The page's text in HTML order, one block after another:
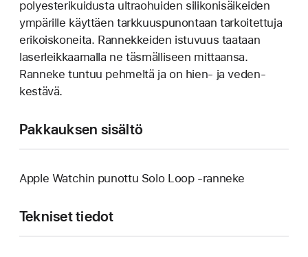
poly­esteri­kuidusta ultraohuiden silikoni­­säikeiden
ympärille käyttäen tarkkuuspunontaan tarkoitettuja
erikoiskoneita. Rannekkeiden istuvuus taataan
laser­leikkaamalla ne täsmälliseen mittaansa.
Ranneke tuntuu pehmeltä ja on hien‑ ja veden­
kestävä.
Pakkauksen sisältö
Apple Watchin punottu Solo Loop ‑ranneke
Tekniset tiedot